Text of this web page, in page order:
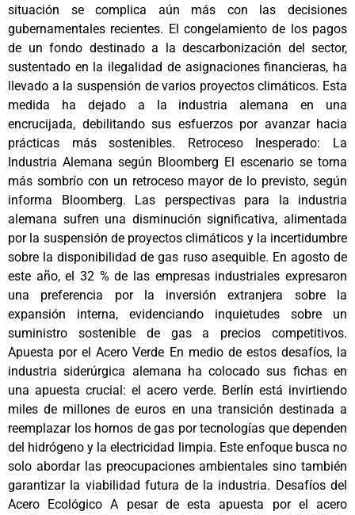
situación se complica aún más con las decisiones
gubernamentales recientes. El congelamiento de los pagos
de un fondo destinado a la descarbonización del sector,
sustentado en la ilegalidad de asignaciones financieras, ha
llevado a la suspensión de varios proyectos climáticos. Esta
medida ha dejado a la industria alemana en una
encrucijada, debilitando sus esfuerzos por avanzar hacia
prácticas más sostenibles. Retroceso Inesperado: La
Industria Alemana según Bloomberg El escenario se torna
más sombrío con un retroceso mayor de lo previsto, según
informa Bloomberg. Las perspectivas para la industria
alemana sufren una disminución significativa, alimentada
por la suspensión de proyectos climáticos y la incertidumbre
sobre la disponibilidad de gas ruso asequible. En agosto de
este año, el 32 % de las empresas industriales expresaron
una preferencia por la inversión extranjera sobre la
expansión interna, evidenciando inquietudes sobre un
suministro sostenible de gas a precios competitivos.
Apuesta por el Acero Verde En medio de estos desafíos, la
industria siderúrgica alemana ha colocado sus fichas en
una apuesta crucial: el acero verde. Berlín está invirtiendo
miles de millones de euros en una transición destinada a
reemplazar los hornos de gas por tecnologías que dependen
del hidrógeno y la electricidad limpia. Este enfoque busca no
solo abordar las preocupaciones ambientales sino también
garantizar la viabilidad futura de la industria. Desafíos del
Acero Ecológico A pesar de esta apuesta por el acero